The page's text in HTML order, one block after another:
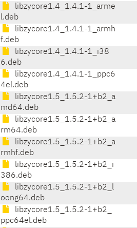
libzycore1.4_1.4.1-1_arme
l.deb
libzycore1.4_1.4.1-1_armh
f.deb
libzycore1.4_1.4.1-1_i38
6.deb
libzycore1.4_1.4.1-1_ppc6
4el.deb
libzycore1.5_1.5.2-1+b2_a
md64.deb
libzycore1.5_1.5.2-1+b2_a
rm64.deb
libzycore1.5_1.5.2-1+b2_a
rmhf.deb
libzycore1.5_1.5.2-1+b2_i
386.deb
libzycore1.5_1.5.2-1+b2_l
oong64.deb
libzycore1.5_1.5.2-1+b2_
ppc64el.deb